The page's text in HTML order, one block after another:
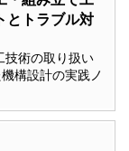
とトラブル対
技術の取り扱い
構設計の実践ノ